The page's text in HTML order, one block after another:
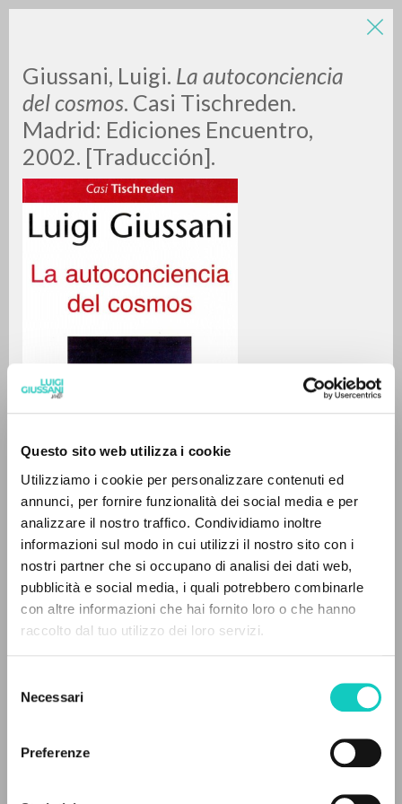
Questo sito web utilizza i cookie
Utilizziamo i cookie per personalizzare contenuti ed
annunci, per fornire funzionalità dei social media e per
analizzare il nostro traffico. Condividiamo inoltre
informazioni sul modo in cui utilizzi il nostro sito con i
nostri partner che si occupano di analisi dei dati web,
pubblicità e social media, i quali potrebbero combinarle
con altre informazioni che hai fornito loro o che hanno
raccolto dal tuo utilizzo dei loro servizi.
delNecessari
Preferenze
Giussani, Luigi. La autoconciencia
del cosmos. Casi Tischreden.
Madrid: Ediciones Encuentro,
2002. [Traducción].
Almería Sebastián IsabelTranslator
Giussani CarmenTranslator
Giussani LuigiAuthor
2002
LUIGI
GIUSSANI
0RESULTS FOUND
MORE RESULTS